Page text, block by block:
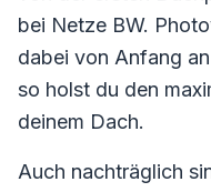
bei Netze BW.
dabei von Anfang
so holst du den
deinem Dach.
Auch nachträglich